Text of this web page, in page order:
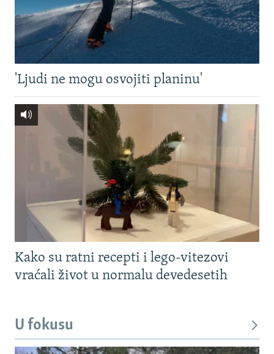
'Ljudi ne mogu osvojiti planinu'
Kako su ratni recepti i lego-vitezovi
vraćali život u normalu devedesetih
U fokusu